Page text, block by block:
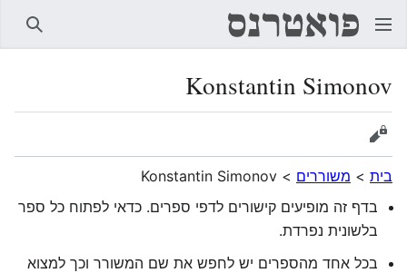
Konstantin Simonov
הצגת מקור
בית > משוררים >
Konstantin Simonov
בדף זה מופיעים קישורים לדפי ספרים. כדאי לפתוח כל ספר
בלשונית נפרדת.
בכל אחד מהספרים יש לחפש את שם המשורר וכך למצוא